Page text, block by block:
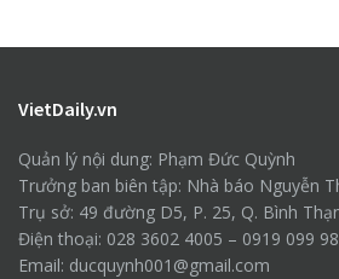
VietDaily.vn
Quản lý nội dung: Phạm Đức Quỳnh
Trưởng ban biên tập: Nhà báo Nguyễn
Trụ sở: 49 đường D5, P. 25, Q. Bình
Điện thoại: 028 3602 4005 – 0919 099
Email: ducquynh001@gmail.com